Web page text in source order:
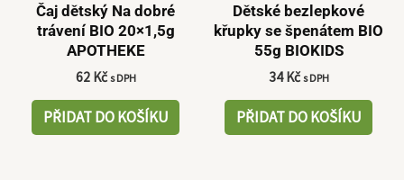
Čaj dětský Na dobré
trávení BIO 20×1,5g
APOTHEKE
62 Kč s DPH
PŘIDAT DO KOŠÍKU
Dětské bezlepkové
křupky se špenátem BIO
55g BIOKIDS
34Kč s DPH
PŘIDAT DO KOŠÍKU